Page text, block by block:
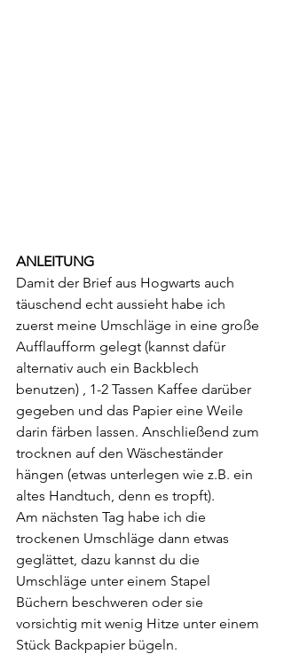
ANLEITUNG
Damit der Brief aus Hogwarts auch
täuschend echt aussieht habe ich
zuerst meine Umschläge in eine große
Aufflaufform gelegt (kannst dafür
alternativ auch ein Backblech
benutzen) , 1-2 Tassen Kaffee darüber
gegeben und das Papier eine Weile
darin färben lassen. Anschließend zum
trocknen auf den Wäscheständer
hängen (etwas unterlegen wie z.B. ein
altes Handtuch, denn es tropft).
Am nächsten Tag habe ich die
trockenen Umschläge dann etwas
geglättet, dazu kannst du die
Umschläge unter einem Stapel
Büchern beschweren oder sie
vorsichtig mit wenig Hitze unter einem
Stück Backpapier bügeln.